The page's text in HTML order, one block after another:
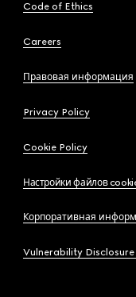
Code of Ethics
Careers
Правовая информация
Privacy Policy
Cookie Policy
Настройки файлов
Корпоративная
Vulnerability